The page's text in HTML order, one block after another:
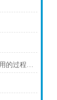
如何解决wika压力表在使用的过程中出现断裂的情况？